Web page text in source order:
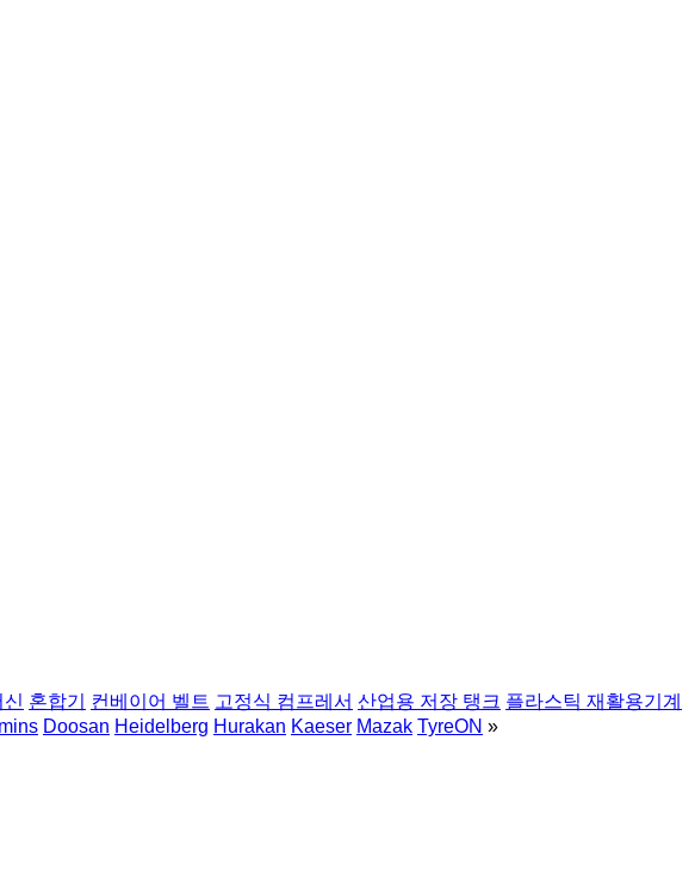
혼합기 컨베이어 벨트 고정식 컴프레서 산업용 저장 탱크 플라스틱 재활용기계
Doosan Heidelberg Hurakan Kaeser Mazak TyreON »